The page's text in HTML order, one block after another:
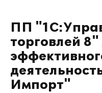
ПП
торговлей 8"
Импорт"